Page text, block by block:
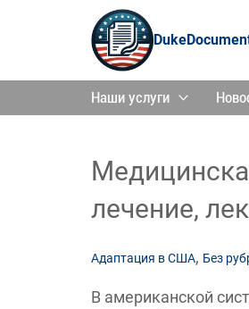
Наши услуги
лечение,
Адаптация в США, Без
В американской